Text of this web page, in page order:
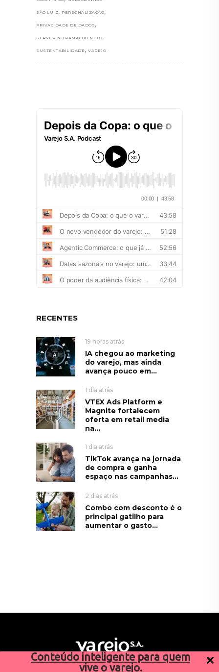
Conteúdo inteligente para quem
vive o varejo.
SÃO LUIZ, PERSONALIZAÇÃO,
PRIVACIDADE DE DADOS ,
SERVERINO RAMALHO NETO,
SUSTENTABILIDADE , VAREJO
RECENTES
19 horas atrás
IA chegou ao marketing
do varejo, mas ainda
avança pouco em...
1 dia atrás
VTEX Ads Platform e
Magnite fortalecem
oferta em retail media
na...
1 dia atrás
TikTok avança na jornada
de compra e ganha
espaço nas campanhas...
2 dias atrás
Combo com desconto é o
principal gatilho para
aumentar o gasto...